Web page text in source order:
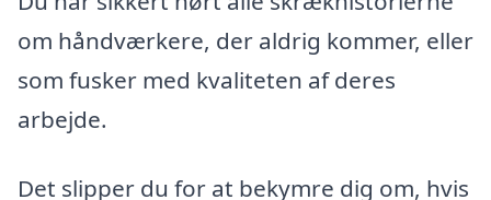
om håndværkere, der aldrig kommer, eller
som fusker med kvaliteten af deres
arbejde.
Det slipper du for at bekymre dig om, hvis